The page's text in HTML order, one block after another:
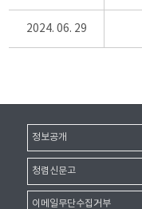
2024. 06. 29
정보공개
청렴신문고
이메일무단수집거부